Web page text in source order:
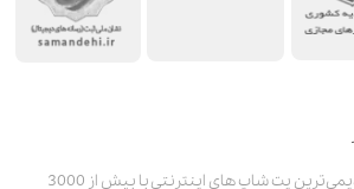
پت استور به عنوان یکی از قدیمی‌ترین پت شاپ های اینترنتی با بیش از 3000